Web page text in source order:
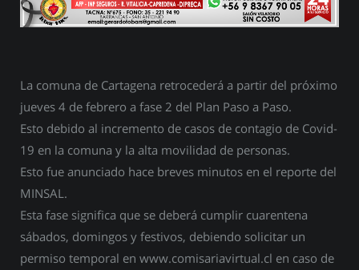
La comuna de Cartagena retrocederá a partir del próximo
jueves 4 de febrero a fase 2 del Plan Paso a Paso.
Esto debido al incremento de casos de contagio de Covid-
19 en la comuna y la alta movilidad de personas.
Esto fue anunciado hace breves minutos en el reporte del
MINSAL.
Esta fase significa que se deberá cumplir cuarentena
sábados, domingos y festivos, debiendo solicitar un
permiso temporal en www.comisariavirtual.cl en caso de